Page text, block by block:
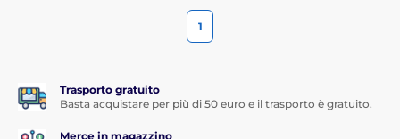
1
Trasporto gratuito
Basta acquistare per più di 50 euro e il trasporto è gratuito.
Merce in magazzino